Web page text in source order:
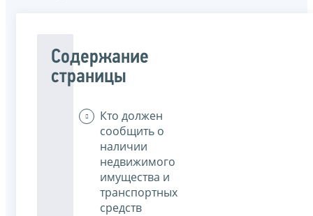
Содержание
страницы
Кто должен
сообщить о
наличии
недвижимого
имущества и
транспортных
средств